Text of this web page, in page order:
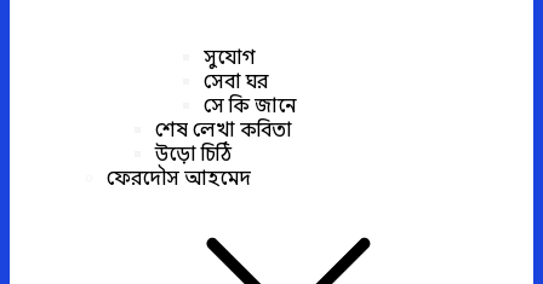
সুযোগ
সেবা ঘর
সে কি জানে
শেষ লেখা কবিতা
উড়ো চিঠি
ফেরদৌস আহমেদ